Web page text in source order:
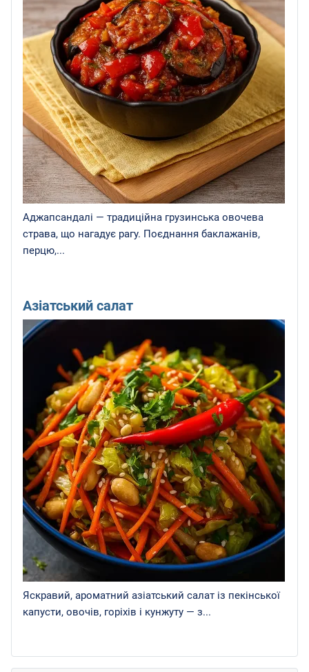
Аджапсандалі — традиційна грузинська овочева
страва, що нагадує рагу. Поєднання баклажанів,
перцю,...
Азіатський салат
Яскравий, ароматний азіатський салат із пекінської
капусти, овочів, горіхів і кунжуту — з...